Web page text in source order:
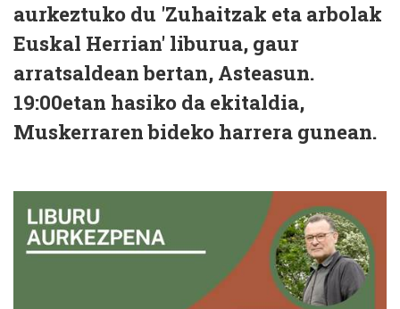
aurkeztuko du 'Zuhaitzak eta arbolak
Euskal Herrian' liburua, gaur
arratsaldean bertan, Asteasun.
19:00etan hasiko da ekitaldia,
Muskerraren bideko harrera gunean.